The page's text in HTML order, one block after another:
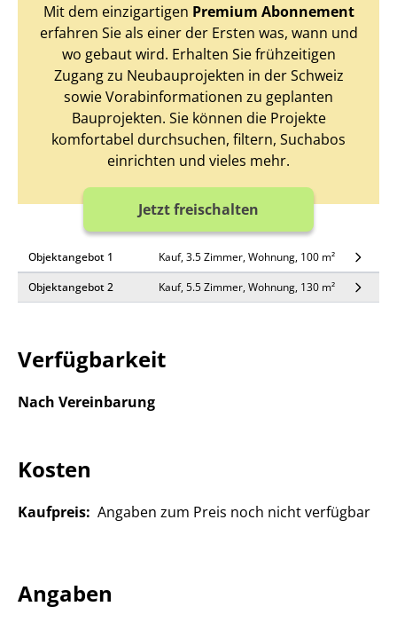
Mit dem einzigartigen Premium Abonnement
erfahren Sie als einer der Ersten was, wann und
wo gebaut wird. Erhalten Sie frühzeitigen
Zugang zu Neubauprojekten in der Schweiz
sowie Vorabinformationen zu geplanten
Bauprojekten. Sie können die Projekte
komfortabel durchsuchen, filtern, Suchabos
einrichten und vieles mehr.
Jetzt freischalten
Objektangebot 1
Kauf, 3.5 Zimmer, Wohnung, 100 m²
Objektangebot 2
Kauf, 5.5 Zimmer, Wohnung, 130 m²
Verfügbarkeit
Nach Vereinbarung
Kosten
Kaufpreis: Angaben zum Preis noch nicht verfügbar
Angaben